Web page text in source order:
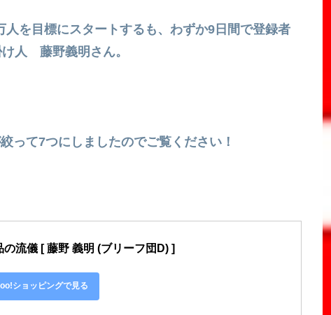
を目標にスタートするも、わずか9日間で登録者
人 藤野義明さん。
って7つにしましたのでご覧ください！
流儀 [ 藤野 義明 (ブリーフ団D) ]
ショッピングで見る